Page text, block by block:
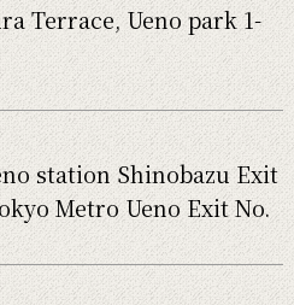
Terrace, Ueno park 1-
station Shinobazu Exit
Metro Ueno Exit No.